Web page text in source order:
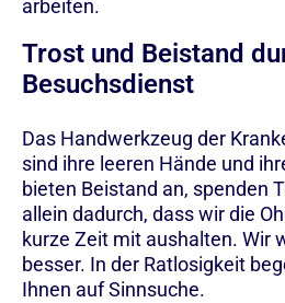
arbeiten.
Trost und Beistand
Besuchsdienst
Das Handwerkzeug der
sind ihre leeren Hände und
bieten Beistand an, spenden
allein dadurch, dass wir die
kurze Zeit mit aushalten. Wir
besser. In der Ratlosigkeit
Ihnen auf Sinnsuche.